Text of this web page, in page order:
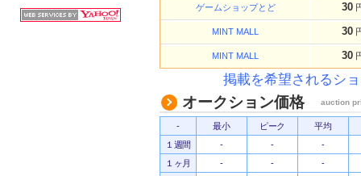
ゲームショップとど 30
MINT MALL 30
MINT MALL 30
掲載を希望されるシ
オークション価格 auction
- 最小 ピーク
平均
１週間
- -
-
１ヶ月
- -
-